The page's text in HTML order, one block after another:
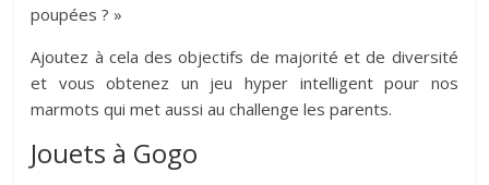
poupées ? »
Ajoutez à cela des objectifs de majorité et de diversité
et vous obtenez un jeu hyper intelligent pour nos
marmots qui met aussi au challenge les parents.
Jouets à Gogo